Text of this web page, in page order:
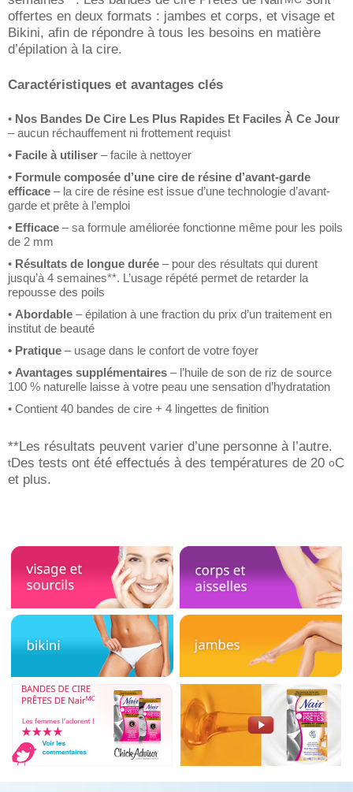
offertes en deux formats : jambes et corps, et visage et
Bikini, afin de répondre à tous les besoins en matière
d’épilation à la cire.
Caractéristiques et avantages clés
• Nos Bandes De Cire Les Plus Rapides Et Faciles À Ce Jour
– aucun réchauffement ni frottement requist
• Facile à utiliser – facile à nettoyer
• Formule composée d’une cire de résine d’avant-garde
efficace – la cire de résine est issue d’une technologie d’avant-
garde et prête à l’emploi
• Efficace – sa formule améliorée fonctionne même pour les poils
de 2 mm
• Résultats de longue durée – pour des résultats qui durent
jusqu’à 4 semaines**. L’usage répété permet de retarder la
repousse des poils
• Abordable – épilation à une fraction du prix d’un traitement en
institut de beauté
• Pratique – usage dans le confort de votre foyer
• Avantages supplémentaires – l’huile de son de riz de source
100 % naturelle laisse à votre peau une sensation d’hydratation
• Contient 40 bandes de cire + 4 lingettes de finition
**Les résultats peuvent varier d’une personne à l’autre.
tDes tests ont été effectués à des températures de 20 oC
et plus.